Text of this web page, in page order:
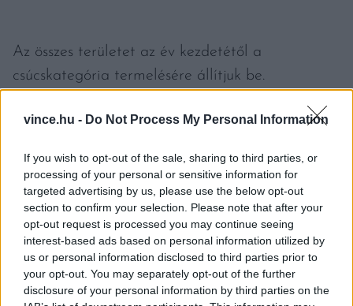
vince.hu - Do Not Process My Personal Information
If you wish to opt-out of the sale, sharing to third parties, or
processing of your personal or sensitive information for
targeted advertising by us, please use the below opt-out
section to confirm your selection. Please note that after your
opt-out request is processed you may continue seeing
interest-based ads based on personal information utilized by
us or personal information disclosed to third parties prior to
your opt-out. You may separately opt-out of the further
disclosure of your personal information by third parties on the
Az összes területet az év kezdetétől a
csúcskategória termelésére állítjuk be.
borvidéket lefedik a szőlőink, ami logisztikai
nagyobb mozgásteret ad a borásznak.